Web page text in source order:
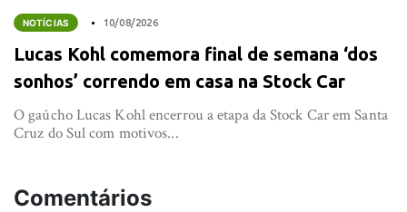
NOTÍCIAS 10/08/2026
Lucas Kohl comemora final de semana ‘dos
sonhos’ correndo em casa na Stock Car
O gaúcho Lucas Kohl encerrou a etapa da Stock Car em Santa
Cruz do Sul com motivos...
Comentários